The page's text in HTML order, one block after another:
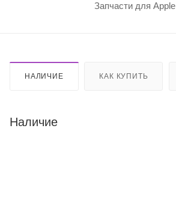
Запчасти для Apple
НАЛИЧИЕ КАК КУПИТЬ
Наличие